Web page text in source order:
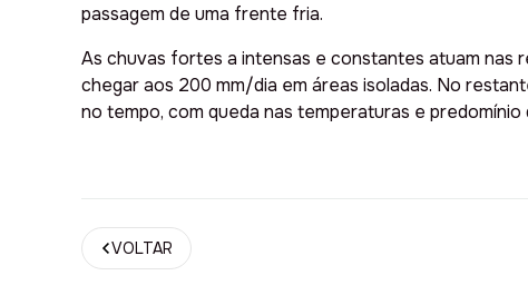
passagem de uma frente fria.
As chuvas fortes a intensas e constantes atuam nas
chegar aos 200 mm/dia em áreas isoladas. No
no tempo, com queda nas temperaturas e
VOLTAR